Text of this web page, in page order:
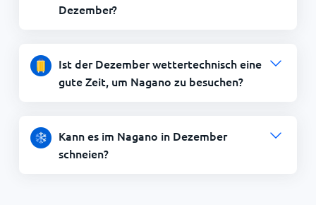
Dezember?
Ist der Dezember wettertechnisch eine
gute Zeit, um Nagano zu besuchen?
Kann es im Nagano in Dezember
schneien?